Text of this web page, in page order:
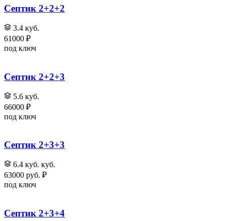
Септик 2+2+2
3.4 куб.
61000 ₽
под ключ
Септик 2+2+3
5.6 куб.
66000 ₽
под ключ
Септик 2+3+3
6.4 куб. куб.
63000 руб. ₽
под ключ
Септик 2+3+4